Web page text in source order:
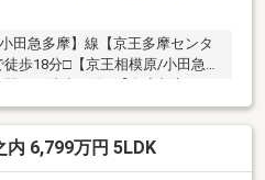
田急多摩】線【京王多摩センタ
歩18分□【京王相模原/小田急多
で徒歩20分□5駅3路線利用可能
約14.2畳□各居室6畳以上確
□食器洗浄機□パントリー有り
□多摩市豊ヶ丘小学校・・・約
6,799万円 5LDK